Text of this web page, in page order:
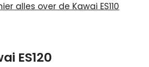
alles over de Kawai ES110
ES120